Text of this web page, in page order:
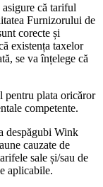
asigure că tariful
Furnizorului de
corecte și
existența taxelor
se va înțelege că
pentru plata oricăror
competente.
despăgubi Wink
cauzate de
sale și/sau de
aplicabile.